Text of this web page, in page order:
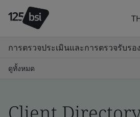
การตรวจประเมินและการตรวจรับรอง
ดูทั้งหมด